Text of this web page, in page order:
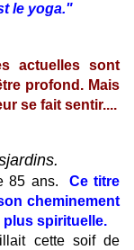
le yoga."
actuelles sont
profond. Mais
se fait sentir....
85 ans. Ce titre
cheminement
plus spirituelle.
cette soif de